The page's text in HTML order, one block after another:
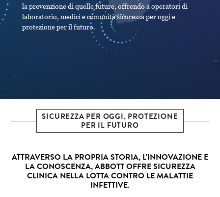
la prevenzione di quelle future, offrendo a operatori di
laboratorio, medici e comunità sicurezza per oggi e
protezione per il futuro.
SICUREZZA PER OGGI, PROTEZIONE
PER IL FUTURO
ATTRAVERSO LA PROPRIA STORIA, L'INNOVAZIONE E
LA CONOSCENZA, ABBOTT OFFRE SICUREZZA
CLINICA NELLA LOTTA CONTRO LE MALATTIE
INFETTIVE.